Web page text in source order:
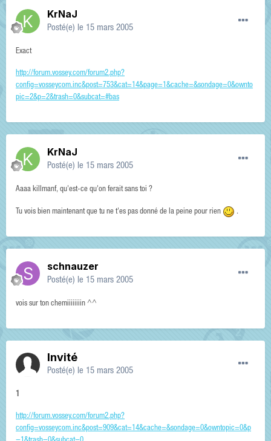
KrNaJ
Posté(e) le 15 mars 2005
Exact
http://forum.vossey.com/forum2.php?
config=vosseycom.inc&post=753&cat=14&page=1&cache=&sondage=0&ownto
pic=2&p=2&trash=0&subcat=#bas
KrNaJ
Posté(e) le 15 mars 2005
Aaaa killmanf, qu'est-ce qu'on ferait sans toi ?
Tu vois bien maintenant que tu ne t'es pas donné de la peine pour rien .
schnauzer
Posté(e) le 15 mars 2005
vois sur ton chemiiiiiiiin ^^
Invité
Posté(e) le 15 mars 2005
1
http://forum.vossey.com/forum2.php?
config=vosseycom.inc&post=909&cat=14&cache=&sondage=0&owntopic=0&p